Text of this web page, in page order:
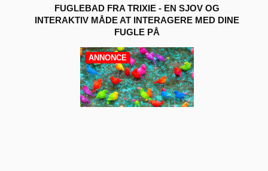
FUGLEBAD FRA TRIXIE - EN SJOV OG
INTERAKTIV MÅDE AT INTERAGERE MED DINE
FUGLE PÅ
ANNONCE